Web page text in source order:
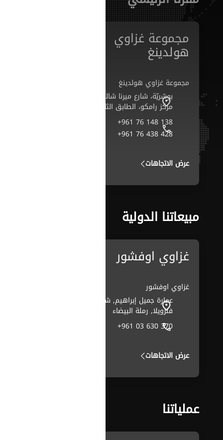
مجموعة غزاوي
هولدينغ
مجموعة غزاوي هولدينغ
بوشريّة، شارع ميرنا شالوحي،
مركز رامكو، الطابق الثاني
+961 76 148 138
+961 76 438 428
عرض الاتجاهات
مبيعاتنا الدولية
غزاوي اوفشور
غزاوي اوفشور
عمارة جميل إبراهيم, شارع
فنزويلا, رملة البيضاء
+961 03 630 370
عرض الاتجاهات
عملياتنا